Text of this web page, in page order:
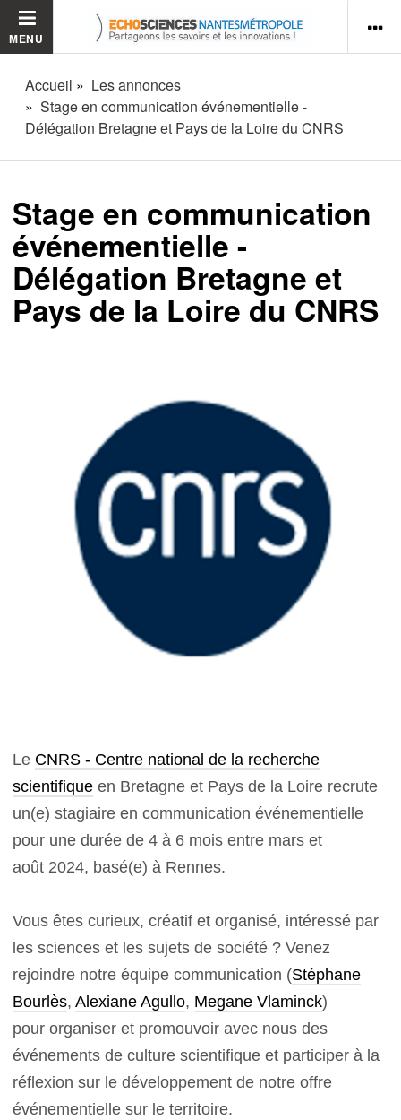
MENU
Accueil
Les annonces
Stage en communication événementielle -
Délégation Bretagne et Pays de la Loire du CNRS
Stage en communication
événementielle -
Délégation Bretagne et
Pays de la Loire du CNRS
Le CNRS - Centre national de la recherche
scientifique en Bretagne et Pays de la Loire recrute
un(e) stagiaire en communication événementielle
pour une durée de 4 à 6 mois entre mars et
août 2024, basé(e) à Rennes.
Vous êtes curieux, créatif et organisé, intéressé par
les sciences et les sujets de société ? Venez
rejoindre notre équipe communication (Stéphane
Bourlès,Alexiane Agullo, Megane Vlaminck)
pour organiser et promouvoir avec nous des
événements de culture scientifique et participer à la
réflexion sur le développement de notre offre
événementielle sur le territoire.